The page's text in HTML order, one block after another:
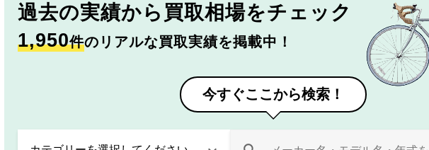
過去の実績から 買取相場をチェック
1,950件のリアルな買取実績を掲載中！
今すぐここから検索！